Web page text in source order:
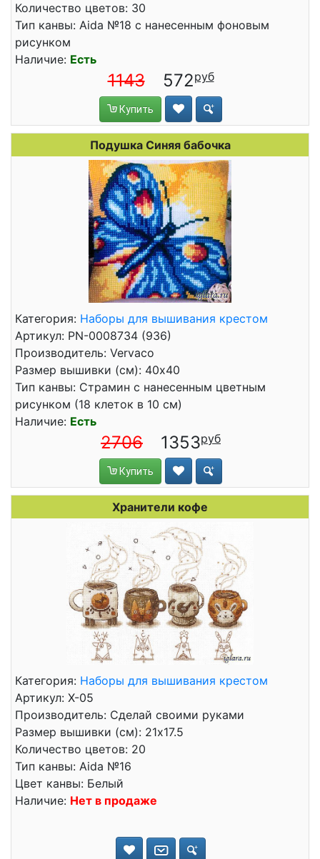
Количество цветов: 30
Тип канвы: Aida №18 с нанесенным фоновым
рисунком
Наличие: Есть
1143 572
Купить
Подушка Синяя бабочка
Категория: Наборы для вышивания крестом
Артикул: PN-0008734 (936)
Производитель: Vervaco
Размер вышивки (см): 40x40
Тип канвы: Страмин с нанесенным цветным
рисунком (18 клеток в 10 см)
Наличие: Есть
2706 1353
Купить
Хранители кофе
Категория: Наборы для вышивания крестом
Артикул: Х-05
Производитель: Сделай своими руками
Размер вышивки (см): 21x17.5
Количество цветов: 20
Тип канвы: Aida №16
Цвет канвы: Белый
Наличие: Нет в продаже